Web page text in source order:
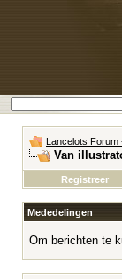
Lancelots Forum
Van
Registreer
Mededelingen
Om berichten te